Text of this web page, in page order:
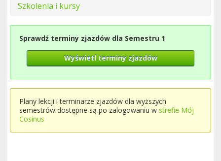
Szkolenia i kursy
Sprawdź terminy zjazdów dla Semestru 1
Wyświetl terminy zjazdów
Plany lekcji i terminarze zjazdów dla wyższych
semestrów dostępne są po zalogowaniu w strefie Mój
Cosinus